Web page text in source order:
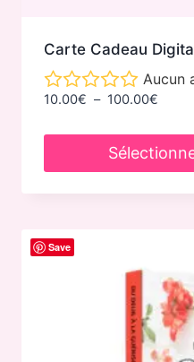
Carte Cadeau
Aucun
10.00€ – 100.00€Plage
prix :
plusieurs
Save